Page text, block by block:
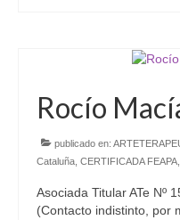
Rocío
publicado en:
Cataluña CERTIFICADA FEAPA
Asociada Titular ATe Nº
(Contacto indistinto, por